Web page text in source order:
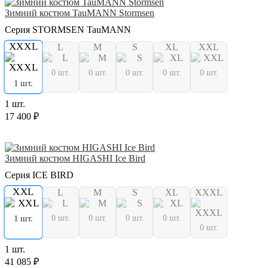
Зимний костюм TauMANN Stormsen
Серия STORMSEN TauMANN
XXXL
1 шт.
L
0 шт.
M
0 шт.
S
0 шт.
XL
0 шт.
XXL
0 шт.
1 шт.
17 400 ₽
Зимний костюм HIGASHI Ice Bird
Серия ICE BIRD
XXL
1 шт.
L
0 шт.
M
0 шт.
S
0 шт.
XL
0 шт.
XXXL
0 шт.
1 шт.
41 085 ₽